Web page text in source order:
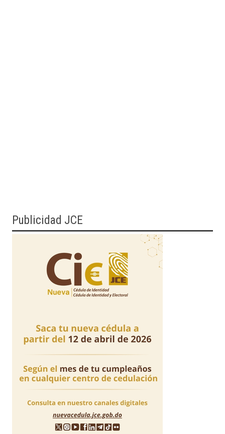
Publicidad JCE